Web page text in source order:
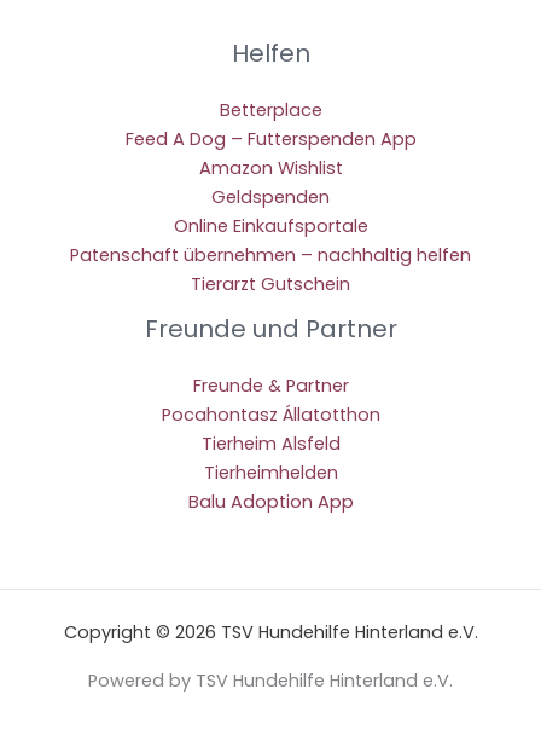
Helfen
Betterplace
Feed A Dog – Futterspenden App
Amazon Wishlist
Geldspenden
Online Einkaufsportale
Patenschaft übernehmen – nachhaltig helfen
Tierarzt Gutschein
Freunde und Partner
Freunde & Partner
Pocahontasz Állatotthon
Tierheim Alsfeld
Tierheimhelden
Balu Adoption App
Copyright © 2026 TSV Hundehilfe Hinterland e.V.
Powered by TSV Hundehilfe Hinterland e.V.